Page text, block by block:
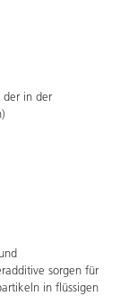
der in der
sorgen für
in flüssigen